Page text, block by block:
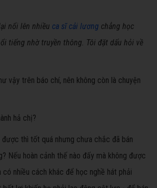
nổi lên nhiều ca sĩ cải lương chẳng học
tiếng nhờ truyền thông. Tôi đặt dấu hỏi về
vậy trên báo chí, nên không còn là chuyện
hả chị?
thì tốt quá nhưng chưa chắc đã bán
Nếu hoàn cảnh thế nào đấy mà không được
nhiều cách khác để học nghề hát phải